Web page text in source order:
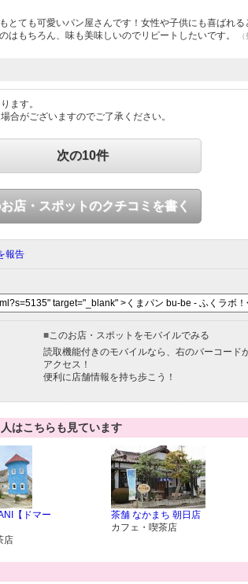
とても可愛いパン屋さんです！女性や子供にも喜ばれ
はもちろん、味も美味しいのでリピートしたいです。
ます。
合がございますのでご了承ください。
次の10件
店・スポットのクチコミを書く
報告
■このお店・スポットをモバイルでみる
読取機能付きのモバイルなら、右のバーコード
アクセス！
便利に店舗情報を持ち歩こう！
はこちらも見ています
【ドマー
店
茶舗 なかまち 朝日店
カフェ・喫茶店